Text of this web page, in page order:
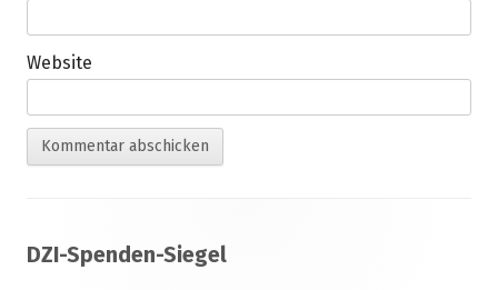
Website
Inhalt
DZI-Spenden-Siegel